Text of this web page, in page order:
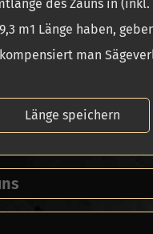
des Zauns in (inkl.
m1 Länge haben,
man
Länge speichern